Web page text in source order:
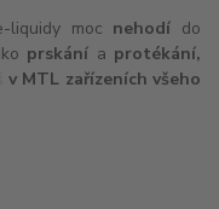
moc nehodí do
prskání a protékání,
v MTL zařízeních všeho